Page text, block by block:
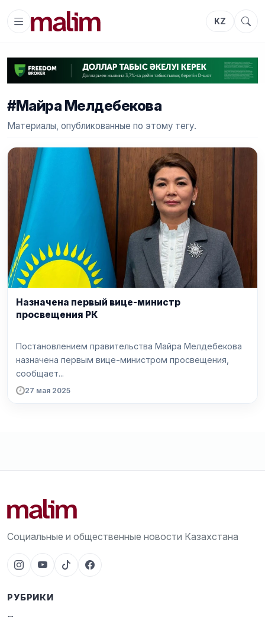
KZ
#Майра Мелдебекова
Материалы, опубликованные по этому тегу.
Назначена первый вице-министр
просвещения РК
Постановлением правительства Майра Мелдебекова
назначена первым вице-министром просвещения,
сообщает...
27 мая 2025
Социальные и общественные новости Казахстана
РУБРИКИ